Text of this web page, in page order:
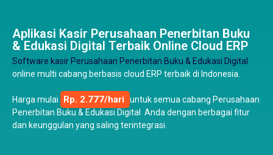
Aplikasi Kasir Perusahaan Penerbitan Buku
& Edukasi Digital Terbaik Online Cloud ERP
Software kasir Perusahaan Penerbitan Buku & Edukasi Digital
online multi cabang berbasis cloud ERP terbaik di Indonesia.
Harga mulai Rp. 2.777/hari untuk semua cabang Perusahaan
Penerbitan Buku & Edukasi Digital Anda dengan berbagai fitur
dan keunggulan yang saling terintegrasi.